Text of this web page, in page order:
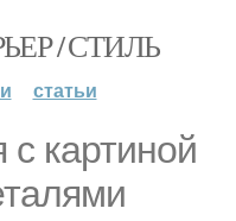
/ СТИЛЬ
статьи
картиной